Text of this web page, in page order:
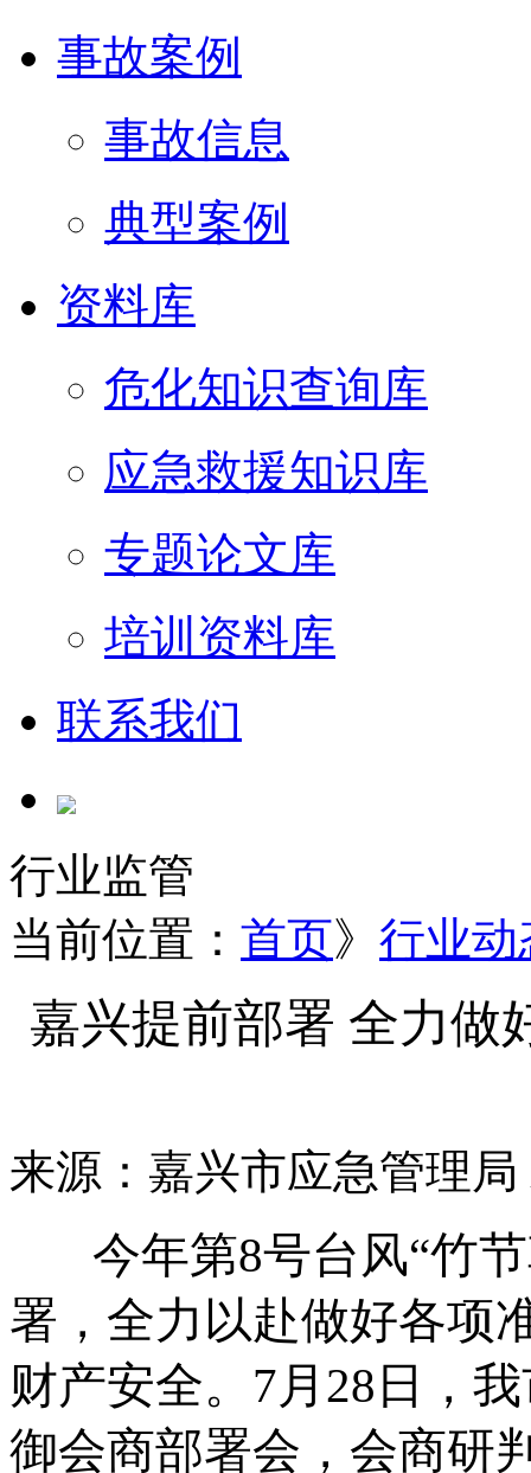
事故案例
事故信息
典型案例
资料库
危化知识查询库
应急救援知识库
专题论文库
培训资料库
联系我们
行业监管
当前位置： 首页》 行业动
嘉兴提前部署 全力做
来源：嘉兴市应急管理局
今年第8号台风“竹节
署，全力以赴做好各项
财产安全。7月28日，
御会商部署会，会商研